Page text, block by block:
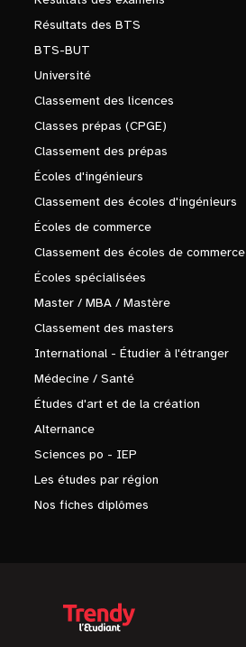
Résultats des BTS
BTS-BUT
Université
Classement des licences
Classes prépas (CPGE)
Classement des prépas
Écoles d'ingénieurs
Classement des écoles d'ingénieurs
Écoles de commerce
Classement des écoles de commerce
Écoles spécialisées
Master / MBA / Mastère
Classement des masters
International - Étudier à l'étranger
Médecine / Santé
Études d'art et de la création
Alternance
Sciences po - IEP
Les études par région
Nos fiches diplômes